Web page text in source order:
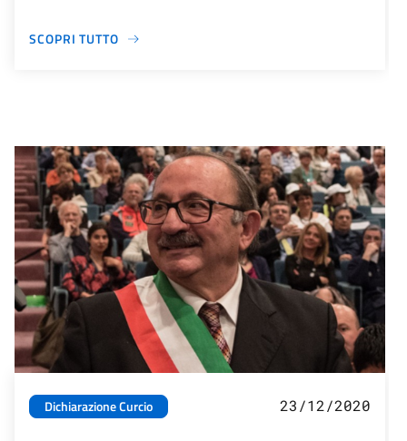
SCOPRI TUTTO
Dichiarazione Curcio 23/12/2020